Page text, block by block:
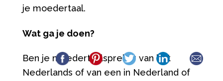
je moedertaal.
Wat ga je doen?
Ben je moedertaalspreker van het
Nederlands of van een in Nederland of